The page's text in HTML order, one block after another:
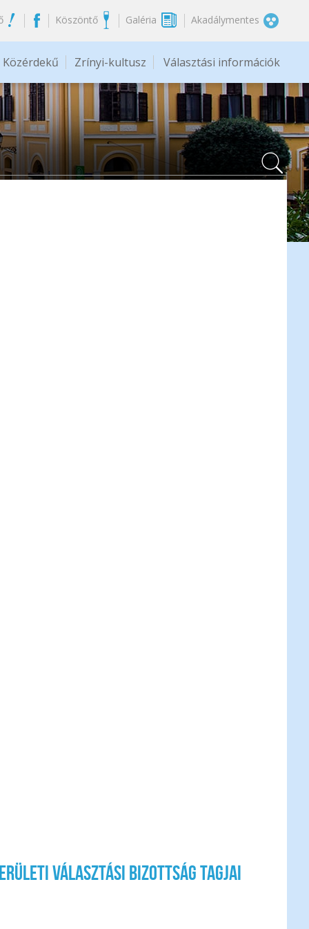
Köszöntő Galéria Akadálymentes
Közérdekű Zrínyi-kultusz Választási információk
Választási Bizottság tagjai